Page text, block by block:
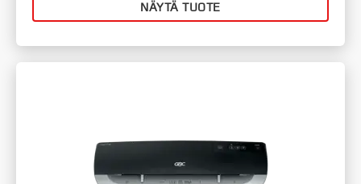
NÄYTÄ TUOTE